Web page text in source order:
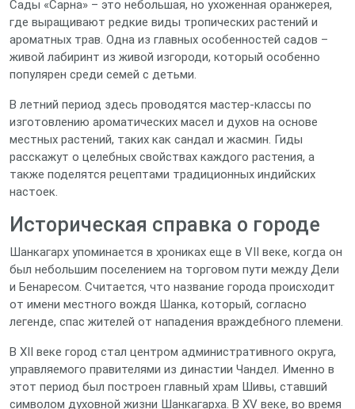
Сады «Сарна» – это небольшая, но ухоженная оранжерея,
где выращивают редкие виды тропических растений и
ароматных трав. Одна из главных особенностей садов –
живой лабиринт из живой изгороди, который особенно
популярен среди семей с детьми.
В летний период здесь проводятся мастер‑классы по
изготовлению ароматических масел и духов на основе
местных растений, таких как сандал и жасмин. Гиды
расскажут о целебных свойствах каждого растения, а
также поделятся рецептами традиционных индийских
настоек.
Историческая справка о городе
Шанкагарх упоминается в хрониках еще в VII веке, когда он
был небольшим поселением на торговом пути между Дели
и Бенаресом. Считается, что название города происходит
от имени местного вождя Шанка, который, согласно
легенде, спас жителей от нападения враждебного племени.
В XII веке город стал центром административного округа,
управляемого правителями из династии Чандел. Именно в
этот период был построен главный храм Шивы, ставший
символом духовной жизни Шанкагарха. В XV веке, во время